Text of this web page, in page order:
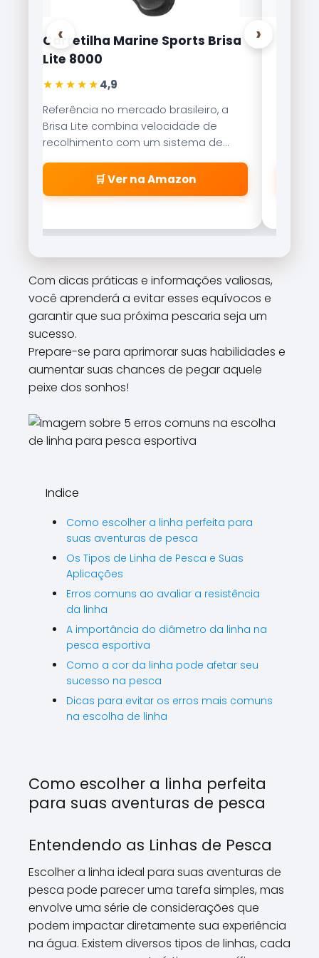
‹
Carretilha Marine Sports Brisa
Lite 8000
★★★★★4,9
Referência no mercado brasileiro, a
Brisa Lite combina velocidade de
recolhimento com um sistema de
freio magnético que evita as famosas
\\\\\\\\\\\\\\\\\\\\\\\\\\\\\\\\
\\\\\\\\\\\\\\\\\\\\\\\\\\\\\\\\
\\\\\\\\\\\\\\\\\\\\\\\\\\\\\\\\
\\\\\\\\\\\\\\\\\\\\\\\\\\\\\\\\
\\\\\\\\\\\\\\\\\\\\\\\\\\\\\\\\
\\\\\\\\".
🛒 Ver na Amazon
›
Com dicas práticas e informações valiosas,
você aprenderá a evitar esses equívocos e
garantir que sua próxima pescaria seja um
sucesso.
Prepare-se para aprimorar suas habilidades e
aumentar suas chances de pegar aquele
peixe dos sonhos!
Indice
Como escolher a linha perfeita para
suas aventuras de pesca
Os Tipos de Linha de Pesca e Suas
Aplicações
Erros comuns ao avaliar a resistência
da linha
A importância do diâmetro da linha na
pesca esportiva
Como a cor da linha pode afetar seu
sucesso na pesca
Dicas para evitar os erros mais comuns
na escolha de linha
Como escolher a linha perfeita
para suas aventuras de pesca
Entendendo as Linhas de Pesca
Escolher a linha ideal para suas aventuras de
pesca pode parecer uma tarefa simples, mas
envolve uma série de considerações que
podem impactar diretamente sua experiência
na água. Existem diversos tipos de linhas, cada